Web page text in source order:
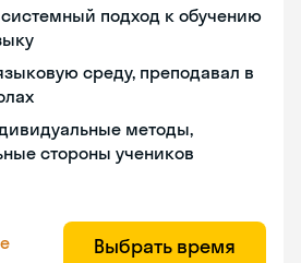
подход к обучению
среду, преподавал в
методы,
стороны учеников
Выбрать время